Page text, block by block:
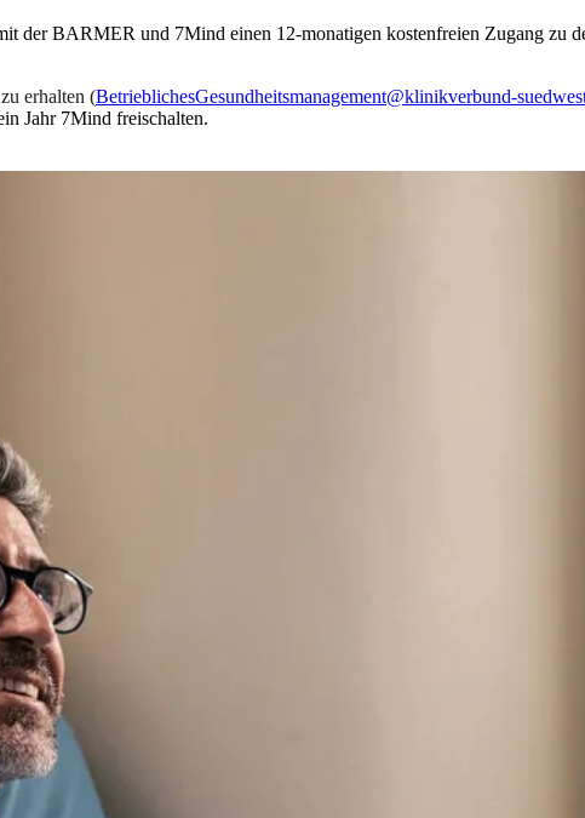
der BARMER und 7Mind einen 12-monatigen kostenfreien Zugang zu
erhalten (BetrieblichesGesundheitsmanagement@klinikverbund-
Jahr 7Mind freischalten.